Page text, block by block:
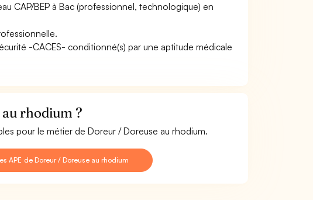
CAP/BEP à Bac (professionnel, technologique) en
-CACES- conditionné(s) par une aptitude médicale
rhodium ?
pour le métier de Doreur / Doreuse au rhodium.
APE de Doreur / Doreuse au rhodium